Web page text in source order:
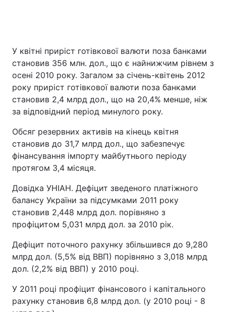
У квітні приріст готівкової валюти поза банками
становив 356 млн. дол., що є найнижчим рівнем з
осені 2010 року. Загалом за січень-квітень 2012
року приріст готівкової валюти поза банками
становив 2,4 млрд дол., що на 20,4% менше, ніж
за відповідний період минулого року.
Обсяг резервних активів на кінець квітня
становив до 31,7 млрд дол., що забезпечує
фінансування імпорту майбутнього періоду
протягом 3,4 місяця.
Довідка УНІАН. Дефіцит зведеного платіжного
балансу України за підсумками 2011 року
становив 2,448 млрд дол. порівняно з
профіцитом 5,031 млрд дол. за 2010 рік.
Дефіцит поточного рахунку збільшився до 9,280
млрд дол. (5,5% від ВВП) порівняно з 3,018 млрд
дол. (2,2% від ВВП) у 2010 році.
У 2011 році профіцит фінансового і капітального
рахунку становив 6,8 млрд дол. (у 2010 році - 8